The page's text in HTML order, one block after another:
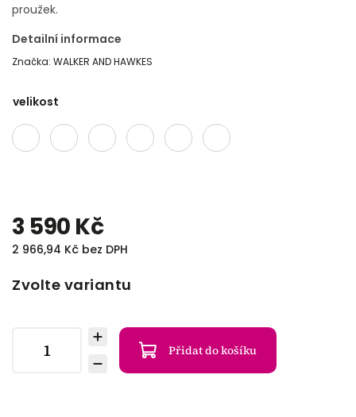
proužek.
Detailní informace
Značka: WALKER AND HAWKES
velikost
3 590 Kč
2 966,94 Kč bez DPH
Zvolte variantu
Přidat do košíku